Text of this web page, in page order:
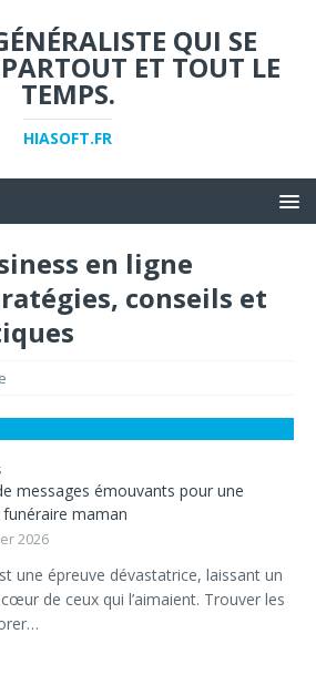
QUI SE
ET TOUT LE
TEMPS.
HIASOFT.FR
en ligne
conseils et
messages émouvants pour une
maman
2026
une épreuve dévastatrice, laissant un
de ceux qui l’aimaient. Trouver les